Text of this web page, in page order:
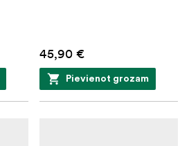
45,90 €
Pievienot grozam